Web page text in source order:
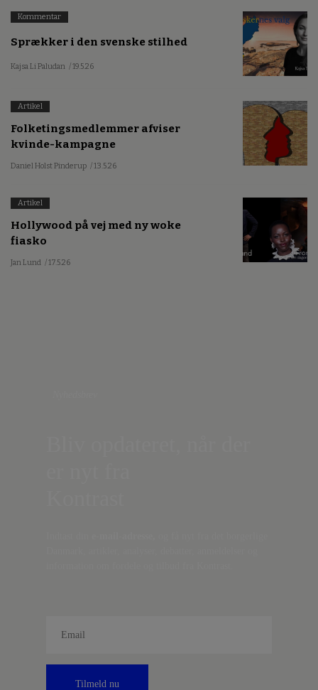
Kommentar
Sprækker i den svenske stilhed
Kajsa Li Paludan / 19.5.26
Artikel
Folketingsmedlemmer afviser
kvinde-kampagne
Daniel Holst Pinderup / 13.5.26
Artikel
Hollywood på vej med ny woke
fiasko
Jan Lund / 17.5.26
Tilmeld nu